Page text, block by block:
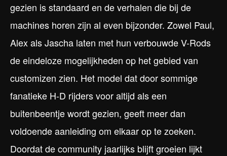
gezien is standaard en de verhalen die bij de
machines horen zijn al even bijzonder. Zowel Paul,
Alex als Jascha laten met hun verbouwde V-Rods
de eindeloze mogelijkheden op het gebied van
customizen zien. Het model dat door sommige
fanatieke H-D rijders voor altijd als een
buitenbeentje wordt gezien, geeft meer dan
voldoende aanleiding om elkaar op te zoeken.
Doordat de community jaarlijks blijft groeien lijkt